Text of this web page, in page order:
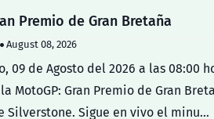
Premio de Gran Bretaña
August 08, 2026
09 de Agosto del 2026 a las 08:00
MotoGP: Gran Premio de Gran
Silverstone. Sigue en vivo el minu…